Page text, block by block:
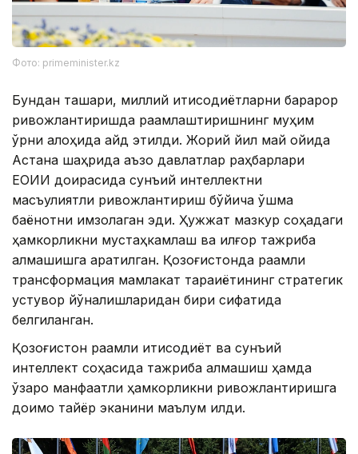
Фото: primeminister.kz
Бундан ташқари, миллий иқтисодиётларни барқарор
ривожлантиришда рақамлаштиришнинг муҳим
ўрни алоҳида қайд этилди. Жорий йил май ойида
Астана шаҳрида аъзо давлатлар раҳбарлари
ЕОИИ доирасида сунъий интеллектни
масъулиятли ривожлантириш бўйича қўшма
баёнотни имзолаган эди. Ҳужжат мазкур соҳадаги
ҳамкорликни мустаҳкамлаш ва илғор тажриба
алмашишга қаратилган. Қозоғистонда рақамли
трансформация мамлакат тараққиётининг стратегик
устувор йўналишларидан бири сифатида
белгиланган.
Қозоғистон рақамли иқтисодиёт ва сунъий
интеллект соҳасида тажриба алмашиш ҳамда
ўзаро манфаатли ҳамкорликни ривожлантиришга
доимо тайёр эканини маълум қилди.